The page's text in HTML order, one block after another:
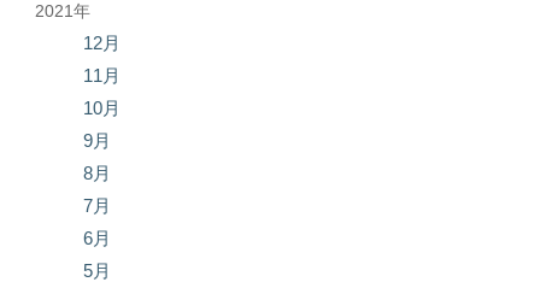
2021年
12月
11月
10月
9月
8月
7月
6月
5月